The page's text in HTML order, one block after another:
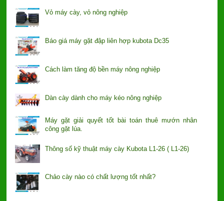
Vỏ máy cày, vỏ nông nghiệp
Báo giá máy gặt đập liên hợp kubota Dc35
Cách làm tăng độ bền máy nông nghiệp
Dàn cày dành cho máy kéo nông nghiệp
Máy gặt giải quyết tốt bài toán thuê mướn nhân
công gặt lúa.
Thông số kỹ thuật máy cày Kubota L1-26 ( L1-26)
Chảo cày nào có chất lượng tốt nhất?